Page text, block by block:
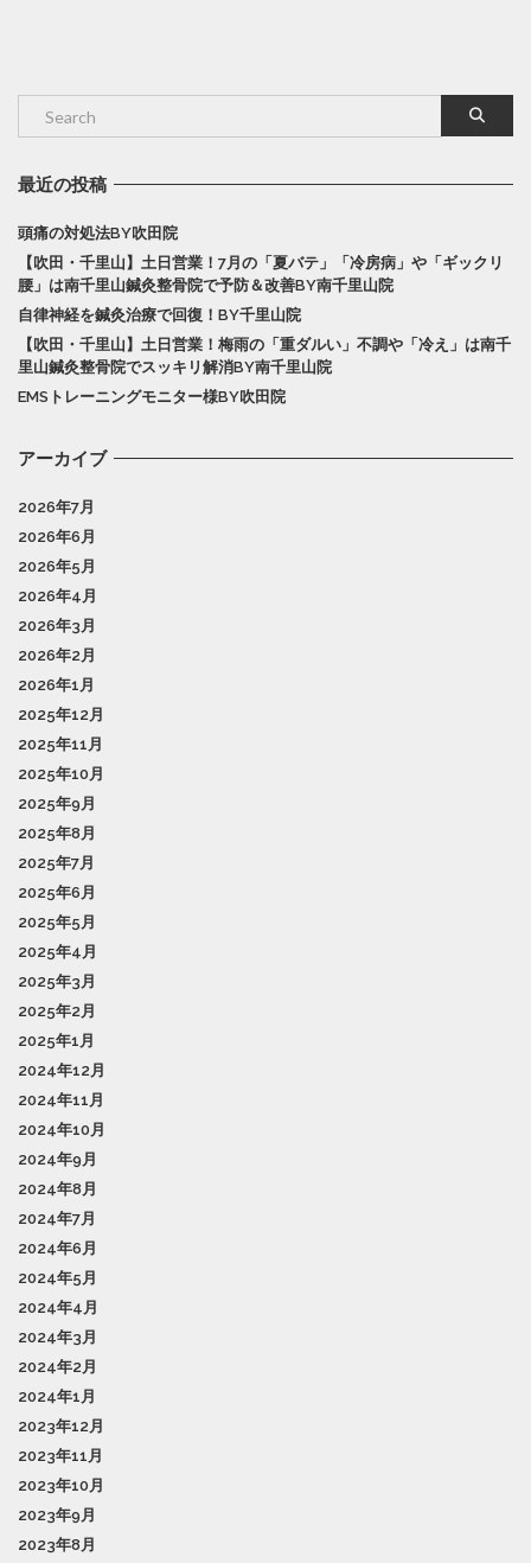
最近の投稿
頭痛の対処法BY吹田院
【吹田・千里山】土日営業！7月の「夏バテ」「冷房病」や「ギックリ
腰」は南千里山鍼灸整骨院で予防＆改善BY南千里山院
自律神経を鍼灸治療で回復！BY千里山院
【吹田・千里山】土日営業！梅雨の「重ダルい」不調や「冷え」は南千
里山鍼灸整骨院でスッキリ解消BY南千里山院
EMSトレーニングモニター様BY吹田院
アーカイブ
2026年7月
2026年6月
2026年5月
2026年4月
2026年3月
2026年2月
2026年1月
2025年12月
2025年11月
2025年10月
2025年9月
2025年8月
2025年7月
2025年6月
2025年5月
2025年4月
2025年3月
2025年2月
2025年1月
2024年12月
2024年11月
2024年10月
2024年9月
2024年8月
2024年7月
2024年6月
2024年5月
2024年4月
2024年3月
2024年2月
2024年1月
2023年12月
2023年11月
2023年10月
2023年9月
2023年8月